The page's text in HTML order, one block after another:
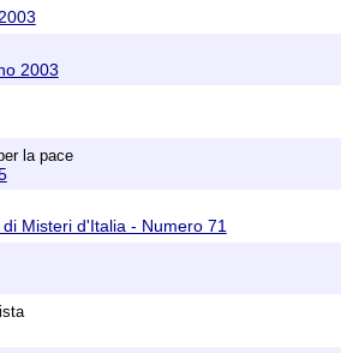
2003
la pace
Misteri d'Italia - Numero 71